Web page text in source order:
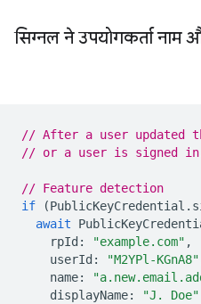
सिग्नल ने उपयोगकर्ता
// After a user updated
// or a user is signed
// Feature detection
if
(PublicKeyCredential .
await
rpId : "example.com" ,
userId : "M2YPl-KGnA8"
name:
displayName:
"J. Doe"